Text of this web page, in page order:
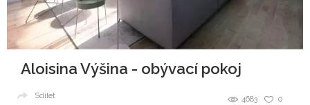
Aloisina Výšina - obývací pokoj
0
4683
Sdílet